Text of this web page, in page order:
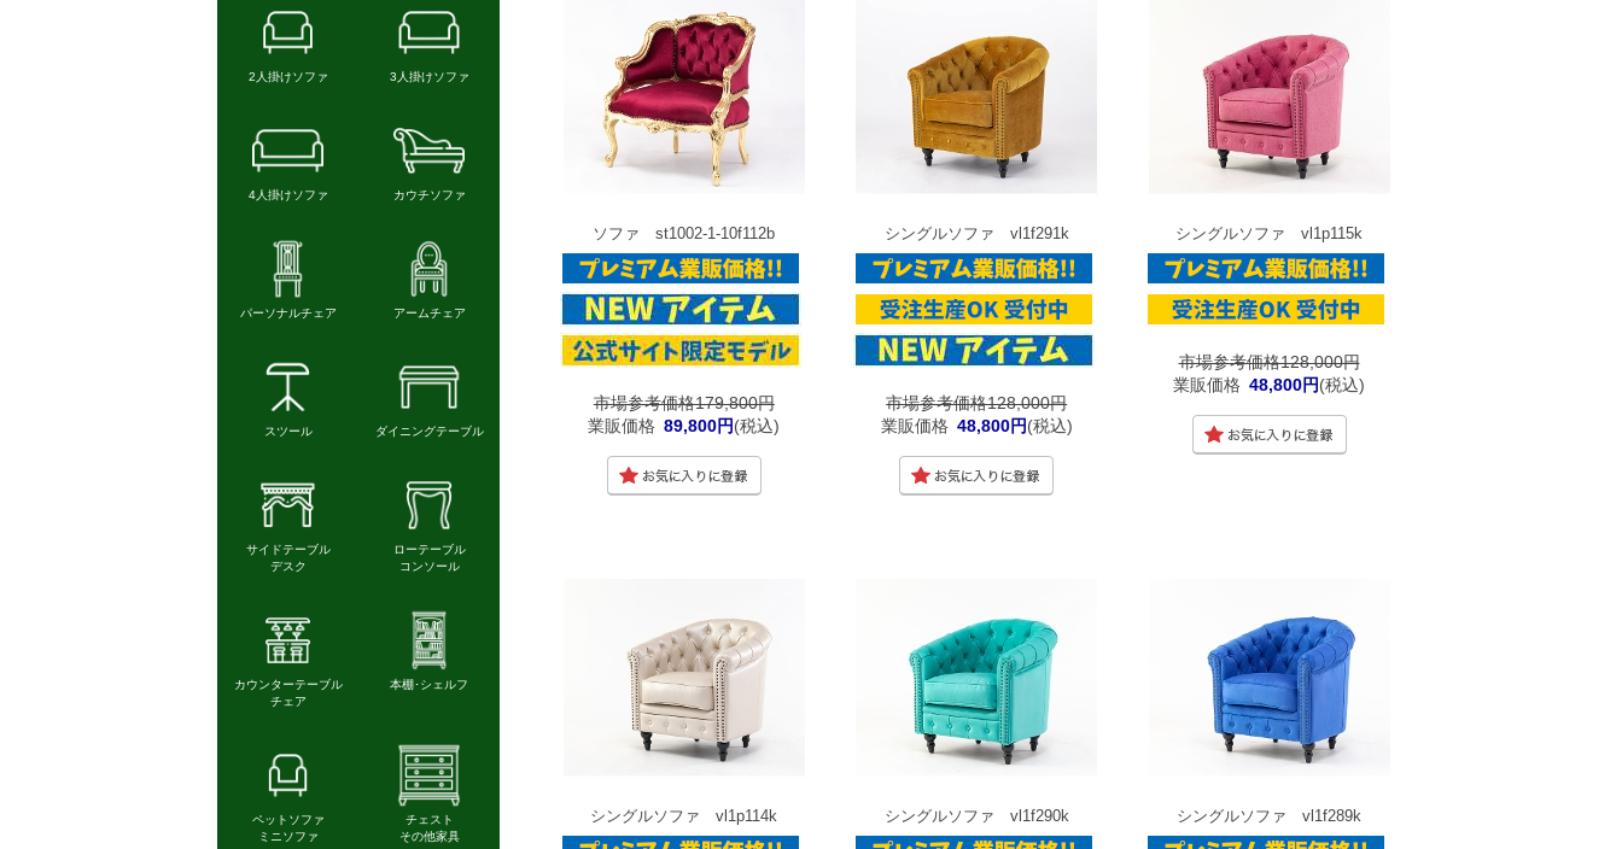
ソファ st1002-1-10f112b
市場参考価格179,800円
業販価格 89,800円(税込)
シングルソファ vl1f291k
市場参考価格128,000円
業販価格 48,800円(税込)
シングルソファ vl1p115k
市場参考価格128,000円
業販価格 48,800円(税込)
シングルソファ vl1p114k シングルソファ vl1f290k シングルソファ vl1f289k